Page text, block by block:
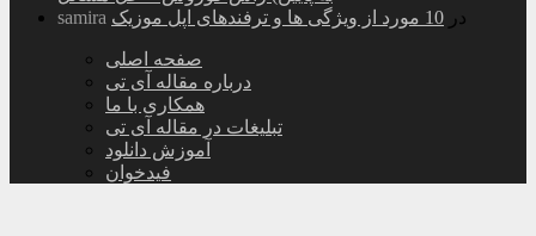
samira
در 10 مورد از ویژگی ها و ترفندهای اپل موزیک
صفحه اصلی
درباره مقاله آی تی
همکاری با ما
تبلیغات در مقاله آی تی
آموزش دانلود
فیدخوان